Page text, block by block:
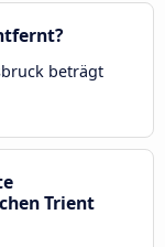
beträgt
Trient